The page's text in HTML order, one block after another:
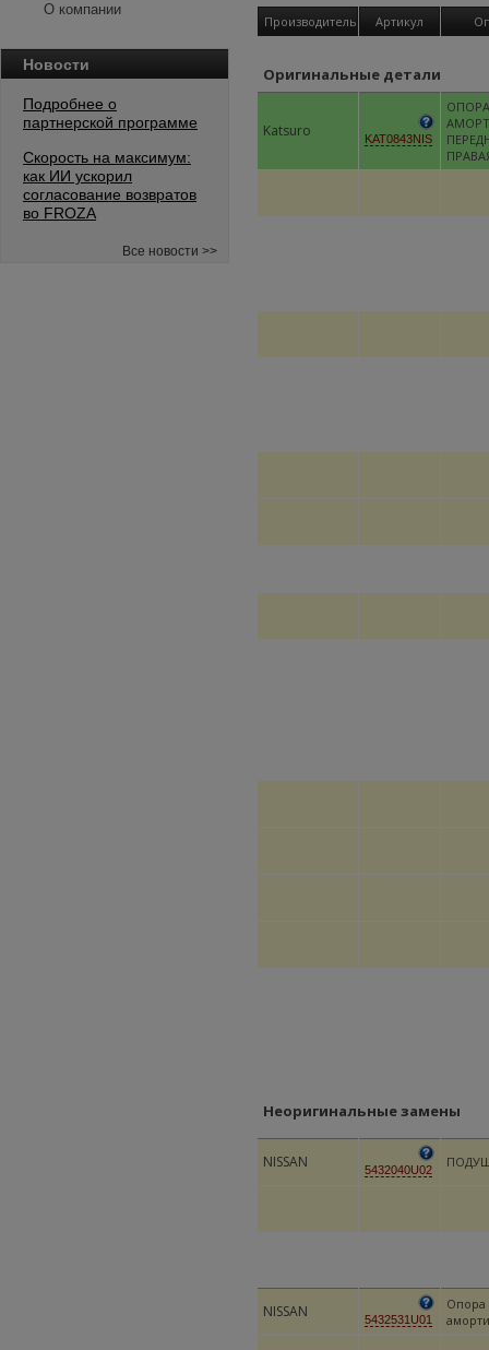
О компании
Новости
Подробнее о
партнерской программе
Скорость на максимум:
как ИИ ускорил
согласование возвратов
во FROZA
Все новости >>
Производитель Артикул
Оригинальные детали
Katsuro KAT0843NIS
ОПОРА
Неоригинальные замены
NISSAN 5432040U02
NISSAN 5432531U01
Опора